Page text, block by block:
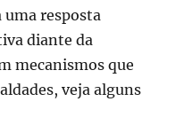
uma resposta
diante da
mecanismos que
veja alguns